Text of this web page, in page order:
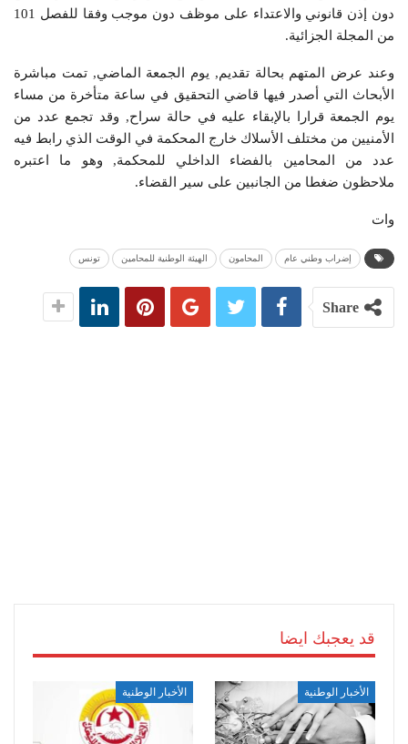
دون إذن قانوني والاعتداء على موظف دون موجب وفقا للفصل 101
من المجلة الجزائية.
وعند عرض المتهم بحالة تقديم, يوم الجمعة الماضي, تمت مباشرة
الأبحاث التي أصدر فيها قاضي التحقيق في ساعة متأخرة من مساء
يوم الجمعة قرارا بالإبقاء عليه في حالة سراح, وقد تجمع عدد من
الأمنيين من مختلف الأسلاك خارج المحكمة في الوقت الذي رابط فيه
عدد من المحامين بالفضاء الداخلي للمحكمة, وهو ما اعتبره
ملاحظون ضغطا من الجانبين على سير القضاء.
وات
إضراب وطني عام المحامون الهيئة الوطنية للمحامين تونس
Share
قد يعجبك ايضا
الأخبار الوطنية الأخبار الوطنية